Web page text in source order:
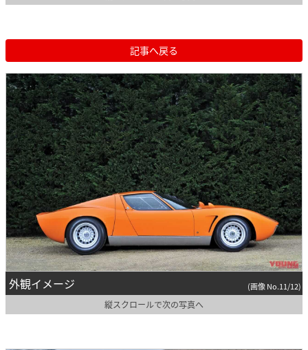
記事へ戻る
外観イメージ (画像 No.11/12)
縦スクロールで次の写真へ